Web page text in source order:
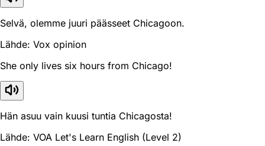
Selvä, olemme juuri päässeet Chicagoon.
Lähde: Vox opinion
She only lives six hours from Chicago!
Hän asuu vain kuusi tuntia Chicagosta!
Lähde: VOA Let's Learn English (Level 2)